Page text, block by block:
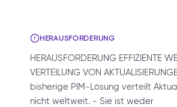
HERAUSFORDERUNG
HERAUSFORDERUNG EFFIZIENTE
VERTEILUNG VON
bisherige PIM-Lösung verteilt
nicht weltweit. - Sie ist weder